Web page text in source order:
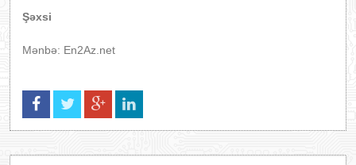
Şəxsi
Mənbə: En2Az.net